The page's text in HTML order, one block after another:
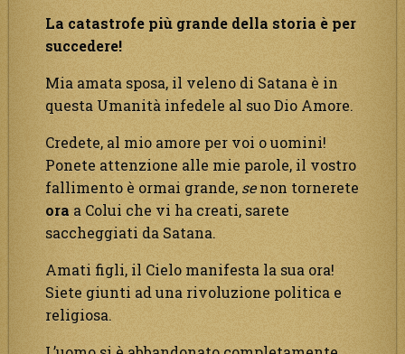
La catastrofe più grande della storia è per
succedere!
Mia amata sposa, il veleno di Satana è in
questa Umanità infedele al suo Dio Amore.
Credete, al mio amore per voi o uomini!
Ponete attenzione alle mie parole, il vostro
fallimento è ormai grande, senon tornerete
ora a Colui che vi ha creati, sarete
saccheggiati da Satana.
Amati figli, il Cielo manifesta la sua ora!
Siete giunti ad una rivoluzione politica e
religiosa.